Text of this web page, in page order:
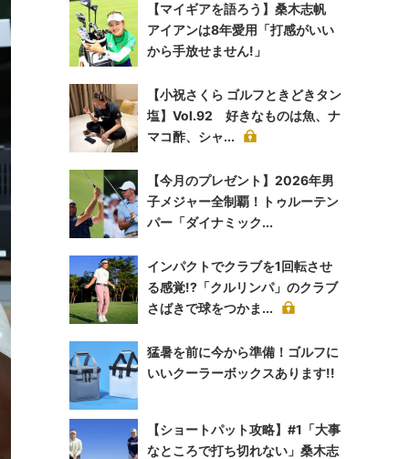
【マイギアを語ろう】桑木志帆
アイアンは8年愛用「打感がいい
から手放せません!」
【小祝さくら ゴルフときどきタン
塩】Vol.92 好きなものは魚、ナ
マコ酢、シャ...
【今月のプレゼント】2026年男
子メジャー全制覇！トゥルーテン
パー「ダイナミック...
インパクトでクラブを1回転させ
る感覚!?「クルリンパ」のクラブ
さばきで球をつかま...
猛暑を前に今から準備！ゴルフに
いいクーラーボックスあります!!
【ショートパット攻略】#1「大事
なところで打ち切れない」桑木志